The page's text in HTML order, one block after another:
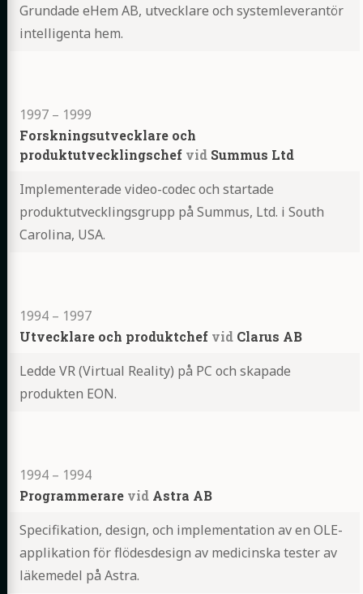
Grundade eHem AB, utvecklare och systemleverantör
intelligenta hem.
1997 – 1999
Forskningsutvecklare och
produktutvecklingschef vid Summus Ltd
Implementerade video-codec och startade
produktutvecklingsgrupp på Summus, Ltd. i South
Carolina, USA.
1994 – 1997
Utvecklare och produktchef vid Clarus AB
Ledde VR (Virtual Reality) på PC och skapade
produkten EON.
1994 – 1994
Programmerare vid Astra AB
Specifikation, design, och implementation av en OLE-
applikation för flödesdesign av medicinska tester av
läkemedel på Astra.